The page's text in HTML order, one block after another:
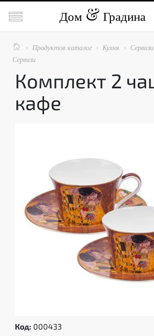
 Дом Градина
  Продуктов каталог  Кухня 
Сервизи
Комплект 2
кафе
Код: 000433